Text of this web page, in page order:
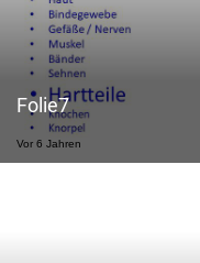
Folie7
Vor 6 Jahren